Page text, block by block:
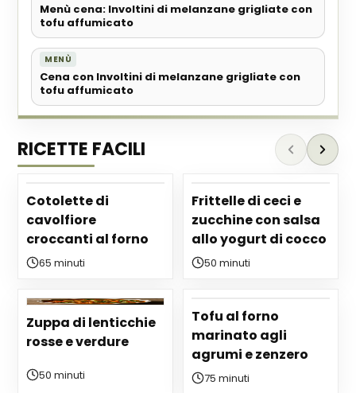
Menù cena: Involtini di melanzane grigliate con
tofu affumicato
MENÙ
Cena con Involtini di melanzane grigliate con
tofu affumicato
RICETTE FACILI
Cotolette di
cavolfiore
croccanti al forno
65 minuti
Frittelle di ceci e
zucchine con salsa
allo yogurt di cocco
50 minuti
Zuppa di lenticchie
rosse e verdure
50 minuti
Tofu al forno
marinato agli
agrumi e zenzero
75 minuti